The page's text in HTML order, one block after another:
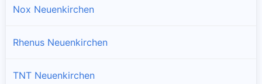
Nox Neuenkirchen
Rhenus Neuenkirchen
TNT Neuenkirchen